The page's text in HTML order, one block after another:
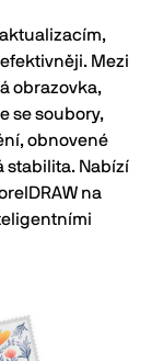
Mezi
obrazovka,
se soubory,
obnovené
stabilita. Nabízí
na